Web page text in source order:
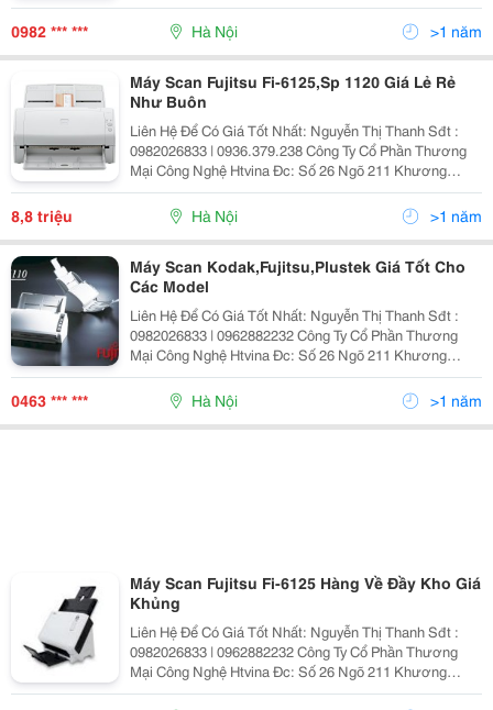
Trung &Ndash; Thanh Xuân &Ndash; Hà Nội Yahoo
:Nguyenthanh6685 Website: Http://Sieuthiht.com
0982 *** *** Hà Nội >1 năm
Máy Scan Fujitsu Fi-6125,Sp 1120 Giá Lẻ Rẻ
Như Buôn
Liên Hệ Để Có Giá Tốt Nhất: Nguyễn Thị Thanh Sđt :
0982026833 | 0936.379.238 Công Ty Cổ Phần Thương
Mại Công Nghệ Htvina Đc: Số 26 Ngõ 211 Khương
Trung &Ndash; Thanh Xuân &Ndash; Hà Nội Yahoo
:Nguyenthanh6685 Website: Http://Sieuthiht.com
8,8 triệu Hà Nội >1 năm
Máy Scan Kodak,Fujitsu,Plustek Giá Tốt Cho
Các Model
Liên Hệ Để Có Giá Tốt Nhất: Nguyễn Thị Thanh Sđt :
0982026833 | 0962882232 Công Ty Cổ Phần Thương
Mại Công Nghệ Htvina Đc: Số 26 Ngõ 211 Khương
Trung &Ndash; Thanh Xuân &Ndash; Hà Nội Yahoo
:Nguyenthanh6685 Website: Http://Sieuthiht.com |
0463 *** *** Hà Nội >1 năm
Máy Scan Fujitsu Fi-6125 Hàng Về Đầy Kho Giá
Khủng
Liên Hệ Để Có Giá Tốt Nhất: Nguyễn Thị Thanh Sđt :
0982026833 | 0962882232 Công Ty Cổ Phần Thương
Mại Công Nghệ Htvina Đc: Số 26 Ngõ 211 Khương
Trung &Ndash; Thanh Xuân &Ndash; Hà Nội Yahoo